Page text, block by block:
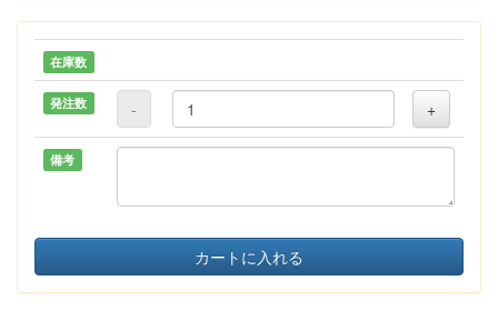
在庫数
発注数 - +
備考
カートに入れる